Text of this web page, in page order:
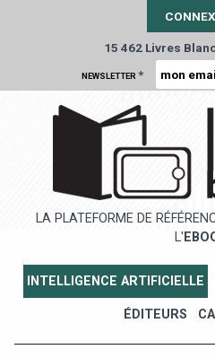
15 462 Livres
NEWSLETTER *
LA PLATEFORME DE
L'
INTELLIGENCE ARTIFICIELLE
ÉDITEURS